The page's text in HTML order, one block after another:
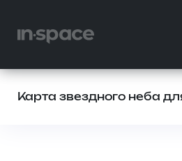
Карта звездного неба